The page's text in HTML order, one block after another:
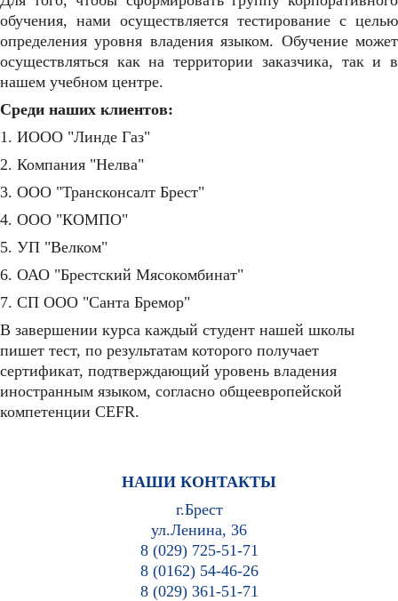
обучения, нами осуществляется тестирование с целью
определения уровня владения языком. Обучение может
осуществляться как на территории заказчика, так и в
нашем учебном центре.
Среди наших клиентов:
1. ИООО "Линде Газ"
2. Компания "Нелва"
3. ООО "Трансконсалт Брест"
4. ООО "КОМПО"
5. УП "Велком"
6. ОАО "Брестский Мясокомбинат"
7. СП ООО "Санта Бремор"
В завершении курса каждый студент нашей школы
пишет тест, по результатам которого получает
сертификат, подтверждающий уровень владения
иностранным языком, согласно общеевропейской
компетенции CEFR.
НАШИ КОНТАКТЫ
г.Брест
ул.Ленина, 36
8 (029) 725-51-71
8 (0162) 54-46-26
8 (029) 361-51-71